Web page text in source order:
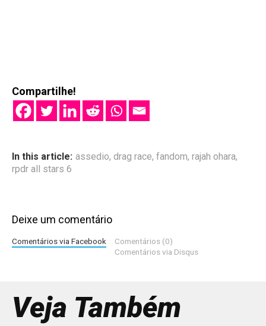
Compartilhe!
In this article: assedio, drag race, fandom, rajah ohara,
rpdr all stars 6
Deixe um comentário
Comentários via Facebook
Comentários (0)
Comentários via Disqus
Veja Também